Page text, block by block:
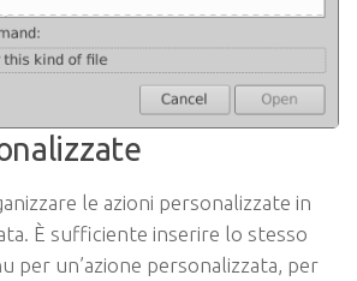
le azioni personalizzate in
È sufficiente inserire lo stesso
per un’azione personalizzata, per